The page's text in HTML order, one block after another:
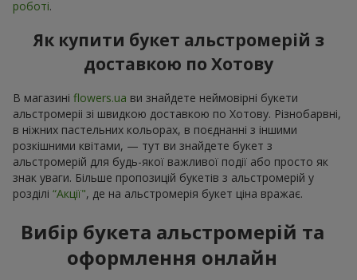
роботі.
Як купити букет альстромерій з
доставкою по Хотову
В магазині flowers.ua ви знайдете неймовірні букети
альстромеріі зі швидкою доставкою по Хотову. Різнобарвні,
в ніжних пастельних кольорах, в поєднанні з іншими
розкішними квітами, — тут ви знайдете букет з
альстромерій для будь-якої важливої події або просто як
знак уваги. Більше пропозицій букетів з альстромерій у
розділі “Акції", де на альстромерія букет ціна вражає.
Вибір букета альстромерій та
оформлення онлайн